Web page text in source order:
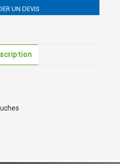
UN DEVIS